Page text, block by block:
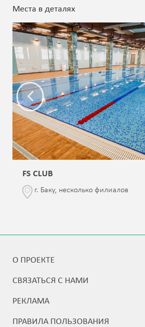
Места в деталях
FS CLUB
г. Баку, несколько филиалов
О ПРОЕКТЕ
СВЯЗАТЬСЯ С НАМИ
РЕКЛАМА
ПРАВИЛА ПОЛЬЗОВАНИЯ